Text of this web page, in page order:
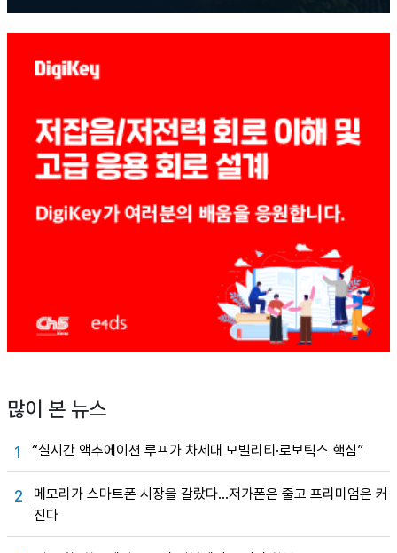
많이 본 뉴스
1 “실시간 액추에이션 루프가 차세대 모빌리티·로보틱스 핵심”
2
메모리가 스마트폰 시장을 갈랐다…저가폰은 줄고 프리미엄은 커
진다